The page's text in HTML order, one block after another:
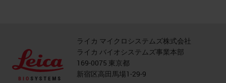
ライカ マイクロシステムズ株式会社
ライカ バイオシステムズ事業本部
169-0075 東京都
新宿区高田馬場1-29-9